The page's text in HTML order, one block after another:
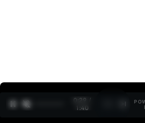
0:30 /
1:40